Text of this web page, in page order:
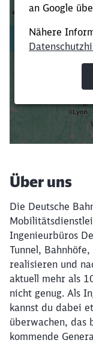
Verkürze
Über uns
Die Deutsche
Ingenieurbüros
Tunnel,
realisieren und
aktuell mehr als
nicht genug. Als
kannst du dabei
überwachen,
kommende